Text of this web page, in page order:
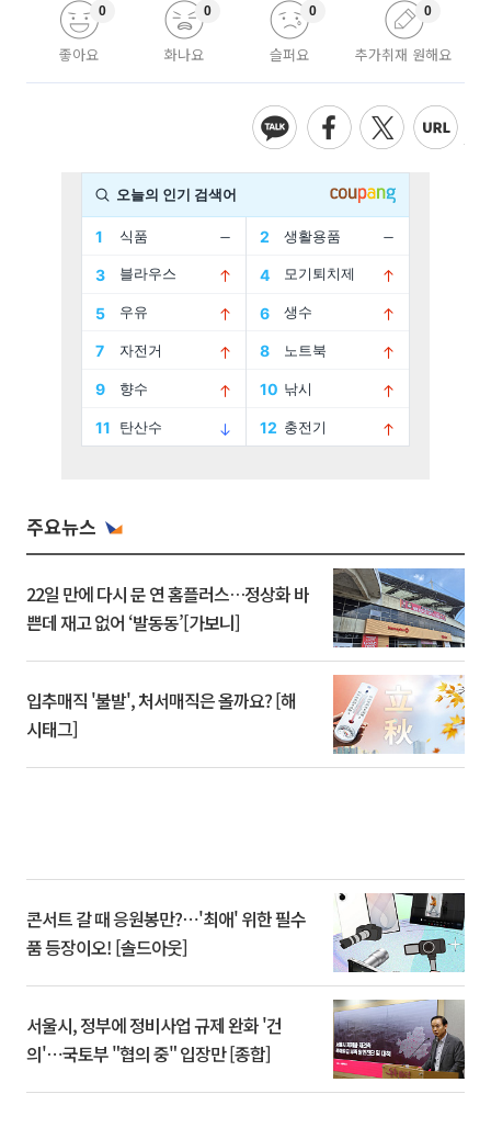
좋아요
0
화나요
0
슬퍼요
0
추가취재 원해요
0
주요뉴스
22일 만에 다시 문 연 홈플러스…정상화 바
쁜데 재고 없어 ‘발동동’[가보니]
입추매직 '불발', 처서매직은 올까요? [해
시태그]
콘서트 갈 때 응원봉만?⋯'최애' 위한 필수
품 등장이오! [솔드아웃]
서울시, 정부에 정비사업 규제 완화 '건
의'⋯국토부 "협의 중" 입장만 [종합]